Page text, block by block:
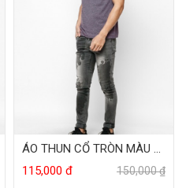
ÁO THUN CỔ TRÒN MÀU TÍM
115,000 đ
150,000 ₫